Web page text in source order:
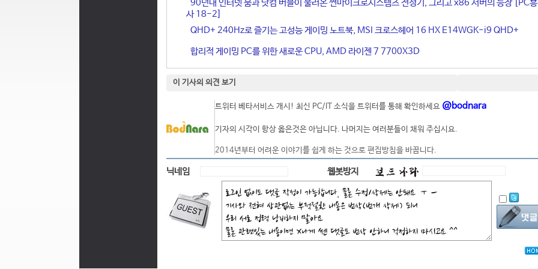
90년대 인터넷 붐과 닷컴 버블이 불러온 썬마이크로시스템즈 전성기, 그리고 x86 서버의 등장 [PC
사 18-2]
QHD+ 240Hz로 즐기는 고성능 게이밍 노트북, MSI 크로스헤어 16 HX E14WGK-i9 QHD+
합리적 게이밍 PC를 위한 새로운 CPU, AMD 라이젠 7 7700X3D
이 기사의 의견 보기
트위터 베타서비스 개시! 최신 PC/IT 소식을 트위터를 통해 확인하세요 @bodnara
기자의 시각이 항상 옳은것은 아닙니다. 나머지는 여러분들이 채워 주십시요.
2014년부터 어려운 이야기를 쉽게 하는 것으로 편집방침을 바꿉니다.
닉네임 웹봇방지